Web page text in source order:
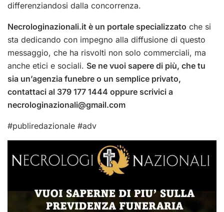
differenziandosi dalla concorrenza.
Necrologinazionali.it è un portale specializzato che si
sta dedicando con impegno alla diffusione di questo
messaggio, che ha risvolti non solo commerciali, ma
anche etici e sociali. Se ne vuoi sapere di più, che tu
sia un’agenzia funebre o un semplice privato,
contattaci al 379 177 1444 oppure scrivici a
necrologinazionali@gmail.com
#publiredazionale #adv